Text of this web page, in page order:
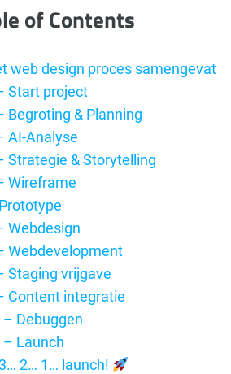
of Contents
web design proces samengevat
Start project
Begroting & Planning
AI-Analyse
Strategie & Storytelling
Wireframe
Prototype
Webdesign
Webdevelopment
Staging vrijgave
Content integratie
– Debuggen
– Launch
3… 2… 1… launch!